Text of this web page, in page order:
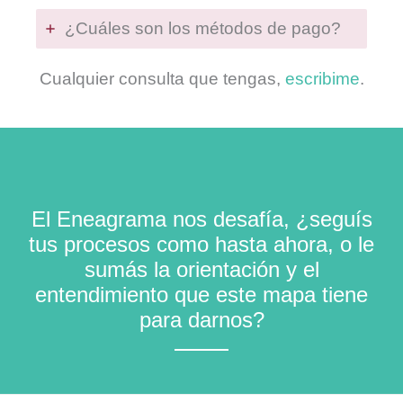
¿Cuáles son los métodos de pago?
Cualquier consulta que tengas, escribime.
El Eneagrama nos desafía, ¿seguís
tus procesos como hasta ahora, o le
sumás la orientación y el
entendimiento que este mapa tiene
para darnos?